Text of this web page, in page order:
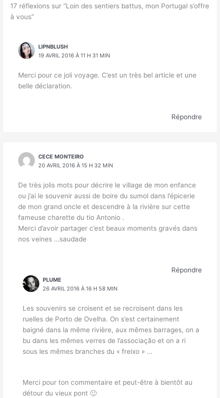
17 réflexions sur “Loin des sentiers battus, mon Portugal s’offre
à vous”
LIPNBLUSH
19 AVRIL 2016 À 11 H 31 MIN
Merci pour ce joli voyage. C’est un très bel article et une
belle déclaration.
Répondre
CECE MONTEIRO
20 AVRIL 2016 À 15 H 32 MIN
De très jolis mots pour décrire le village de mon enfance
ou j’ai le souvenir aussi de boire du sumol dans l’épicerie
de mon grand oncle et descendre à la rivière sur cette
fameuse charette du tio Antonio .
Merci d’avoir partager c’est beaux moments gravés dans
nos veines …saudade
Répondre
PLUME
26 AVRIL 2016 À 16 H 58 MIN
Les souvenirs se croisent et se recroisent dans les
ruelles de Porto de Ovelha. On s’est certainement
baigné dans la même rivière, aux mêmes barrages, on a
bu dans les mêmes verres de l’associação et on a ri
sous les mêmes branches du « freixo » …
Merci pour ton commentaire et peut-être à bientôt au
détour du vieux pont 🙂